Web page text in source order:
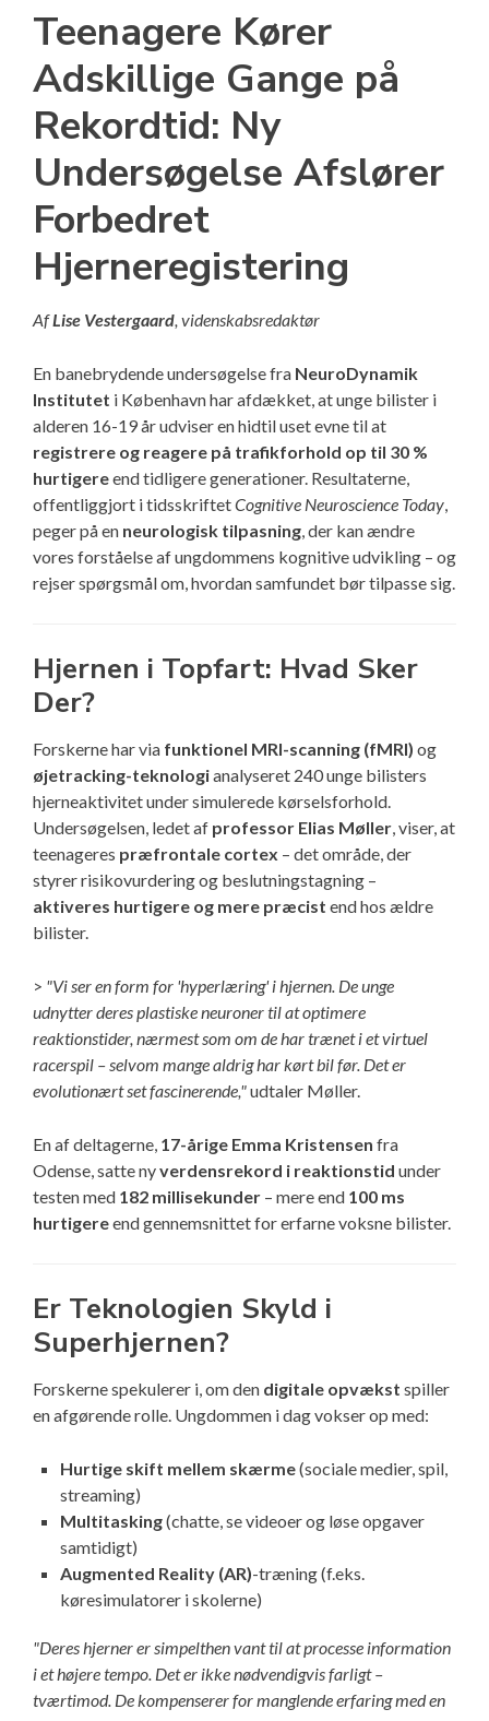
Teenagere Kører
Adskillige Gange på
Rekordtid: Ny
Undersøgelse Afslører
Forbedret
Hjerneregistering
AfLise Vestergaard, videnskabsredaktør
En banebrydende undersøgelse fra NeuroDynamik
Institutet i København har afdækket, at unge bilister i
alderen 16-19 år udviser en hidtil uset evne til at
registrere og reagere på trafikforhold op til 30 %
hurtigereend tidligere generationer. Resultaterne,
offentliggjort i tidsskriftetCognitive Neuroscience Today,
peger på en neurologisk tilpasning, der kan ændre
vores forståelse af ungdommens kognitive udvikling – og
rejser spørgsmål om, hvordan samfundet bør tilpasse sig.
Hjernen i Topfart: Hvad Sker
Der?
Forskerne har via funktionel MRI-scanning (fMRI) og
øjetracking-teknologianalyseret 240 unge bilisters
hjerneaktivitet under simulerede kørselsforhold.
Undersøgelsen, ledet af professor Elias Møller, viser, at
teenageres præfrontale cortex – det område, der
styrer risikovurdering og beslutningstagning –
aktiveres hurtigere og mere præcist end hos ældre
bilister.
> "Vi ser en form for 'hyperlæring' i hjernen. De unge
udnytter deres plastiske neuroner til at optimere
reaktionstider, nærmest som om de har trænet i et virtuel
racerspil – selvom mange aldrig har kørt bil før. Det er
evolutionært set fascinerende,"udtaler Møller.
En af deltagerne, 17-årige Emma Kristensen fra
Odense, satte nyverdensrekord i reaktionstid under
testen med 182 millisekunder – mere end 100 ms
hurtigereend gennemsnittet for erfarne voksne bilister.
Er Teknologien Skyld i
Superhjernen?
Forskerne spekulerer i, om den digitale opvækst spiller
en afgørende rolle. Ungdommen i dag vokser op med:
Hurtige skift mellem skærme(sociale medier, spil,
streaming)
Multitasking(chatte, se videoer og løse opgaver
samtidigt)
Augmented Reality (AR)-træning (f.eks.
køresimulatorer i skolerne)
"Deres hjerner er simpelthen vant til at processe information
i et højere tempo. Det er ikke nødvendigvis farligt –
tværtimod. De kompenserer for manglende erfaring med en